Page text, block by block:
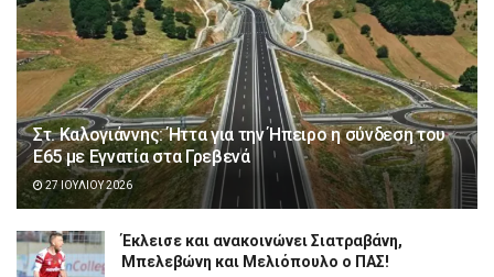
Στ. Καλογιάννης: Ήττα για την Ήπειρο η σύνδεση του
Ε65 με Εγνατία στα Γρεβενά
27 ΙΟΥΛΊΟΥ 2026
Έκλεισε και ανακοινώνει Σιατραβάνη,
Μπελεβώνη και Μελιόπουλο ο ΠΑΣ!